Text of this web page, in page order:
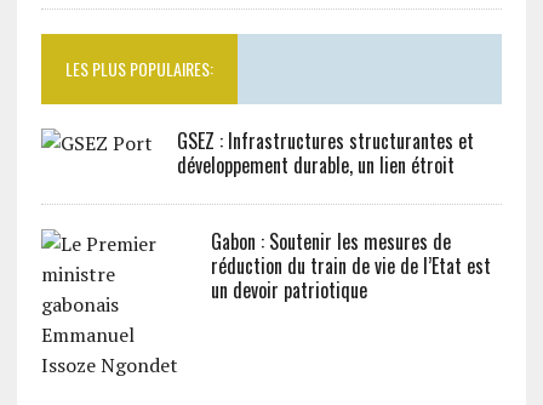
LES PLUS POPULAIRES:
GSEZ : Infrastructures structurantes et
développement durable, un lien étroit
Gabon : Soutenir les mesures de
réduction du train de vie de l’Etat est
un devoir patriotique